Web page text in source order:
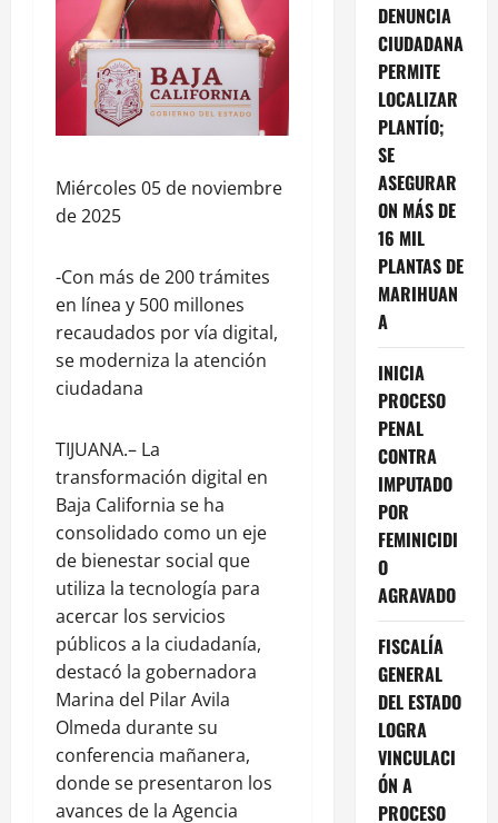
Miércoles 05 de noviembre
de 2025
-Con más de 200 trámites
en línea y 500 millones
recaudados por vía digital,
se moderniza la atención
ciudadana
TIJUANA.– La
transformación digital en
Baja California se ha
consolidado como un eje
de bienestar social que
utiliza la tecnología para
acercar los servicios
públicos a la ciudadanía,
destacó la gobernadora
Marina del Pilar Avila
Olmeda durante su
conferencia mañanera,
donde se presentaron los
avances de la Agencia
DENUNCIA
CIUDADANA
PERMITE
LOCALIZAR
PLANTÍO;
SE
ASEGURAR
ON MÁS DE
16 MIL
PLANTAS DE
MARIHUAN
A
INICIA
PROCESO
PENAL
CONTRA
IMPUTADO
POR
FEMINICIDI
O
AGRAVADO
FISCALÍA
GENERAL
DEL ESTADO
LOGRA
VINCULACI
ÓN A
PROCESO